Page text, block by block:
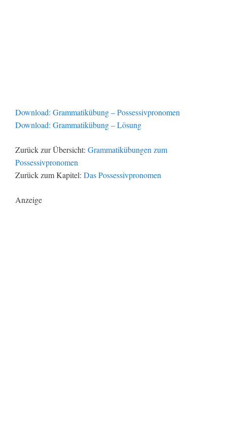
Download: Grammatikübung – Possessivpronomen
Download: Grammatikübung – Lösung
Zurück zur Übersicht: Grammatikübungen zum
Possessivpronomen
Zurück zum Kapitel: Das Possessivpronomen
Anzeige